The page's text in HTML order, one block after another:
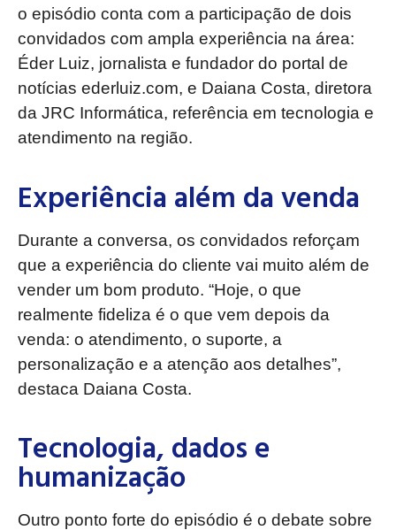
o episódio conta com a participação de dois
convidados com ampla experiência na área:
Éder Luiz, jornalista e fundador do portal de
notícias ederluiz.com, e Daiana Costa, diretora
da JRC Informática, referência em tecnologia e
atendimento na região.
Experiência além da venda
Durante a conversa, os convidados reforçam
que a experiência do cliente vai muito além de
vender um bom produto. “Hoje, o que
realmente fideliza é o que vem depois da
venda: o atendimento, o suporte, a
personalização e a atenção aos detalhes”,
destaca Daiana Costa.
Tecnologia, dados e
humanização
Outro ponto forte do episódio é o debate sobre